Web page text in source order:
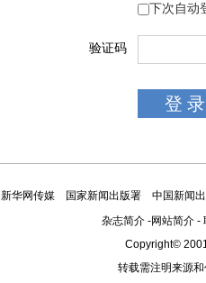
下次自动
验证码
新华网传媒 国家新闻出版署
中国新闻
杂志简介 -网站简介 -
Copyright©
转载需注明来源